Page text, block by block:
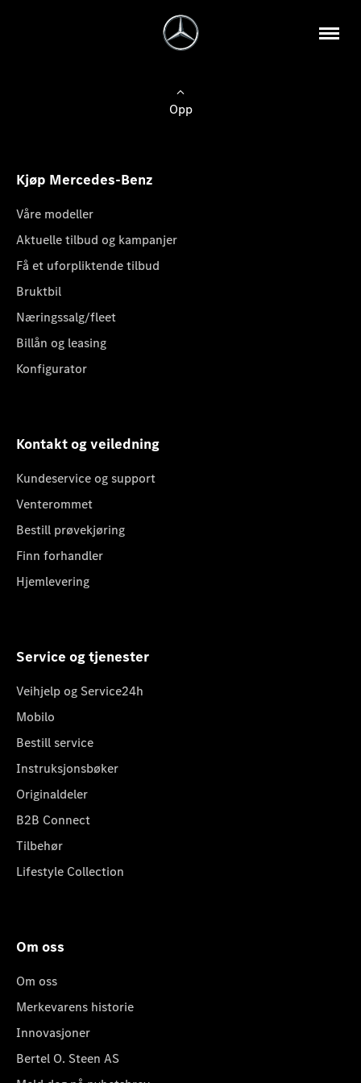
Opp
Kjøp Mercedes-Benz
Våre modeller
Aktuelle tilbud og kampanjer
Få et uforpliktende tilbud
Bruktbil
Næringssalg/fleet
Billån og leasing
Konfigurator
Kontakt og veiledning
Kundeservice og support
Venterommet
Bestill prøvekjøring
Finn forhandler
Hjemlevering
Service og tjenester
Veihjelp og Service24h
Mobilo
Bestill service
Instruksjonsbøker
Originaldeler
B2B Connect
Tilbehør
Lifestyle Collection
Om oss
Om oss
Merkevarens historie
Innovasjoner
Bertel O. Steen AS